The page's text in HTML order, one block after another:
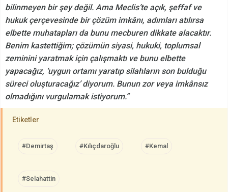
bilinmeyen bir şey değil. Ama Meclis’te açık, şeffaf ve
hukuk çerçevesinde bir çözüm imkânı, adımları atılırsa
elbette muhatapları da bunu mecburen dikkate alacaktır.
Benim kastettiğim; çözümün siyasi, hukuki, toplumsal
zeminini yaratmak için çalışmaktı ve bunu elbette
yapacağız, ‘uygun ortamı yaratıp silahların son bulduğu
süreci oluşturacağız’ diyorum. Bunun zor veya imkânsız
olmadığını vurgulamak istiyorum.”
Etiketler
#Demirtaş #Kılıçdaroğlu #Kemal
#Selahattin